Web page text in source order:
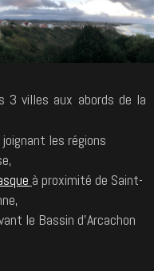
3 villes aux abords de la
joignant les régions
à proximité de Saint-
,
le Bassin d'Arcachon